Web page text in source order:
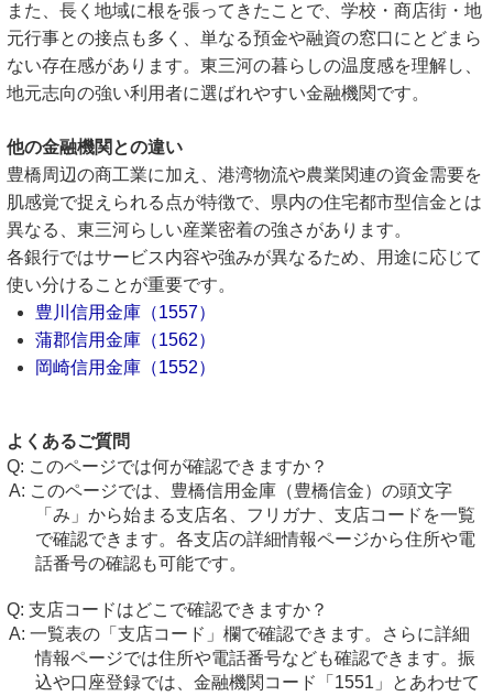
また、長く地域に根を張ってきたことで、学校・商店街・地
元行事との接点も多く、単なる預金や融資の窓口にとどまら
ない存在感があります。東三河の暮らしの温度感を理解し、
地元志向の強い利用者に選ばれやすい金融機関です。
他の金融機関との違い
豊橋周辺の商工業に加え、港湾物流や農業関連の資金需要を
肌感覚で捉えられる点が特徴で、県内の住宅都市型信金とは
異なる、東三河らしい産業密着の強さがあります。
各銀行ではサービス内容や強みが異なるため、用途に応じて
使い分けることが重要です。
豊川信用金庫（1557）
蒲郡信用金庫（1562）
岡崎信用金庫（1552）
よくあるご質問
このページでは何が確認できますか？
このページでは、豊橋信用金庫（豊橋信金）の頭文字
「み」から始まる支店名、フリガナ、支店コードを一覧
で確認できます。各支店の詳細情報ページから住所や電
話番号の確認も可能です。
支店コードはどこで確認できますか？
一覧表の「支店コード」欄で確認できます。さらに詳細
情報ページでは住所や電話番号なども確認できます。振
込や口座登録では、金融機関コード「1551」とあわせて